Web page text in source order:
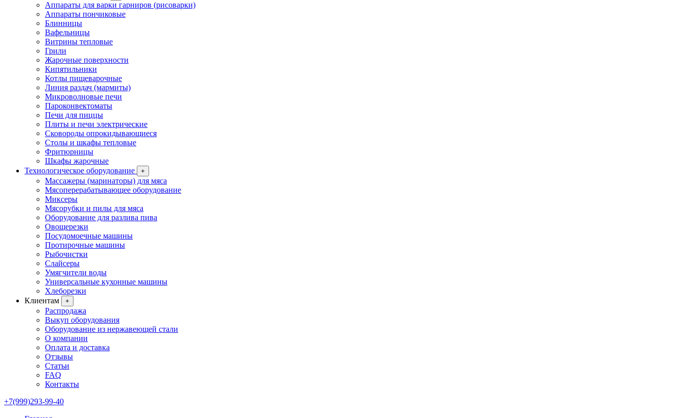
Аппараты для варки гарниров (рисоварки)
Аппараты пончиковые
Блинницы
Вафельницы
Витрины тепловые
Грили
Жарочные поверхности
Кипятильники
Котлы пищеварочные
Линия раздач (мармиты)
Микроволновые печи
Пароконвектоматы
Печи для пиццы
Плиты и печи электрические
Сковороды опрокидывающиеся
Столы и шкафы тепловые
Фритюрницы
Шкафы жарочные
Технологическое оборудование
+
Массажеры (маринаторы) для мяса
Мясоперерабатывающее оборудование
Миксеры
Мясорубки и пилы для мяса
Оборудование для разлива пива
Овощерезки
Посудомоечные машины
Протирочные машины
Рыбочистки
Слайсеры
Умягчители воды
Универсальные кухонные машины
Хлеборезки
Клиентам
+
Распродажа
Выкуп оборудования
Оборудование из нержавеющей стали
О компании
Оплата и доставка
Отзывы
Статьи
FAQ
Контакты
+7(999)293-99-40